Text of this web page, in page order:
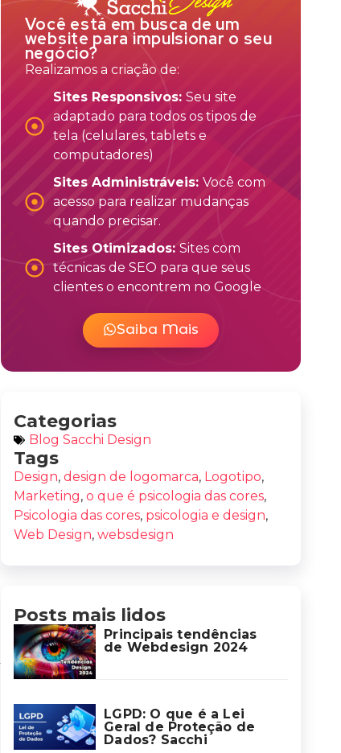
Você está em busca de um
website para impulsionar o seu
negócio?
Realizamos a criação de:
Sites Responsivos: Seu site
adaptado para todos os tipos de
tela (celulares, tablets e
computadores)
Sites Administráveis: Você com
acesso para realizar mudanças
quando precisar.
Sites Otimizados: Sites com
técnicas de SEO para que seus
clientes o encontrem no Google
Saiba Mais
Categorias
Blog Sacchi Design
Tags
Design, design de logomarca, Logotipo,
Marketing, o que é psicologia das cores,
Psicologia das cores, psicologia e design,
Web Design, websdesign
Posts mais lidos
Principais tendências
de Webdesign 2024
LGPD: O que é a Lei
Geral de Proteção de
Dados? Sacchi